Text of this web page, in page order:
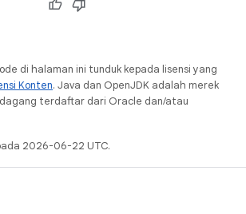
di halaman ini tunduk kepada lisensi yang
Konten. Java dan OpenJDK adalah merek
terdaftar dari Oracle dan/atau
2026-06-22 UTC.